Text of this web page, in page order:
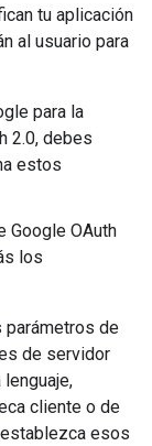
tu aplicación
al usuario para
para la
2.0, debes
estos
Google OAuth
los
parámetros de
de servidor
cliente o de
esos